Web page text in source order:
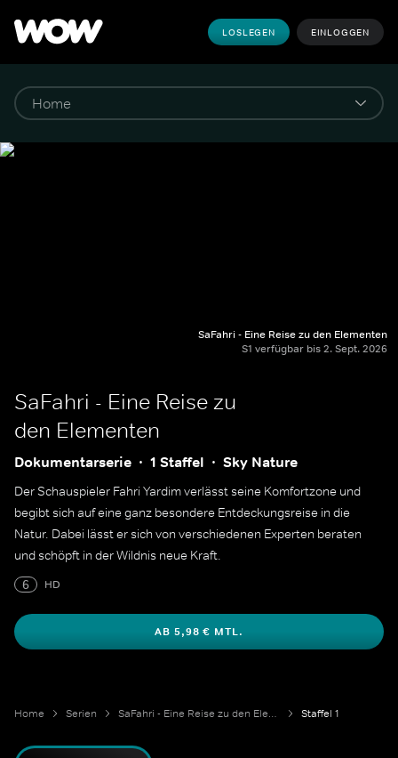
LOSLEGEN EINLOGGEN
SaFahri - Eine Reise zu den Elementen
S1 verfügbar bis 2. Sept. 2026
SaFahri - Eine Reise zu
den Elementen
Dokumentarserie 1 Staffel Sky Nature
Der Schauspieler Fahri Yardim verlässt seine Komfortzone und
begibt sich auf eine ganz besondere Entdeckungsreise in die
Natur. Dabei lässt er sich von verschiedenen Experten beraten
und schöpft in der Wildnis neue Kraft.
6
HD
AB 5,98 € MTL.
Home Serien SaFahri - Eine Reise zu den Elementen Staffel 1